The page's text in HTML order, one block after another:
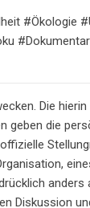
#Ökologie
Die
geben die
anders
Diskussion